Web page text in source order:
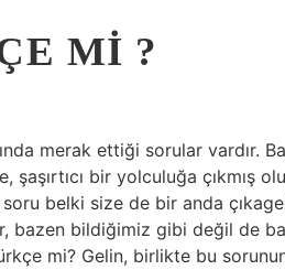
MI ?
merak ettiği sorular vardır.
şaşırtıcı bir yolculuğa çıkmış
belki size de bir anda
bazen bildiğimiz gibi değil de
mi? Gelin, birlikte bu